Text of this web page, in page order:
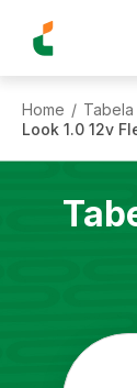
Home / Tabela
Look 1.0 12v